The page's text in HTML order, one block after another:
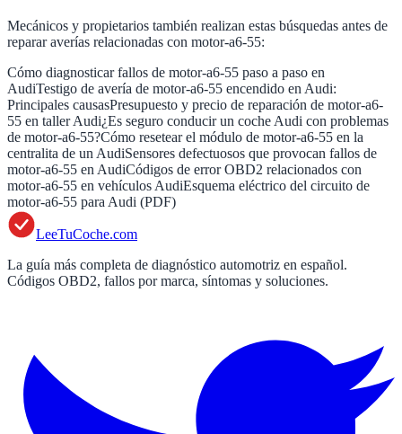
Mecánicos y propietarios también realizan estas búsquedas antes de
reparar averías relacionadas con motor-a6-55:
Cómo diagnosticar fallos de motor-a6-55 paso a paso en
AudiTestigo de avería de motor-a6-55 encendido en Audi:
Principales causasPresupuesto y precio de reparación de motor-a6-
55 en taller Audi¿Es seguro conducir un coche Audi con problemas
de motor-a6-55?Cómo resetear el módulo de motor-a6-55 en la
centralita de un AudiSensores defectuosos que provocan fallos de
motor-a6-55 en AudiCódigos de error OBD2 relacionados con
motor-a6-55 en vehículos AudiEsquema eléctrico del circuito de
motor-a6-55 para Audi (PDF)
LeeTuCoche.com
La guía más completa de diagnóstico automotriz en español.
Códigos OBD2, fallos por marca, síntomas y soluciones.